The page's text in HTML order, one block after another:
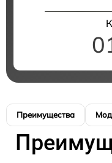
Преимущества